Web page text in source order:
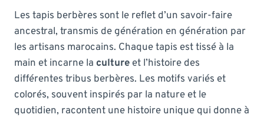
Les tapis berbères sont le reflet d’un savoir-faire
ancestral, transmis de génération en génération par
les artisans marocains. Chaque tapis est tissé à la
main et incarne la culture et l’histoire des
différentes tribus berbères. Les motifs variés et
colorés, souvent inspirés par la nature et le
quotidien, racontent une histoire unique qui donne à